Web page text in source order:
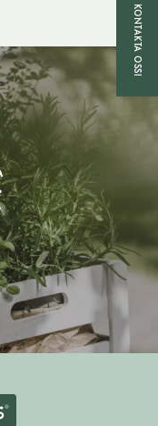
KONTAKTA OSS!